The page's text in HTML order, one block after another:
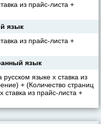
из прайс-листа +
язык
из прайс-листа +
язык
языке х ставка из
+ (Количество страниц
ставка из прайс-листа +